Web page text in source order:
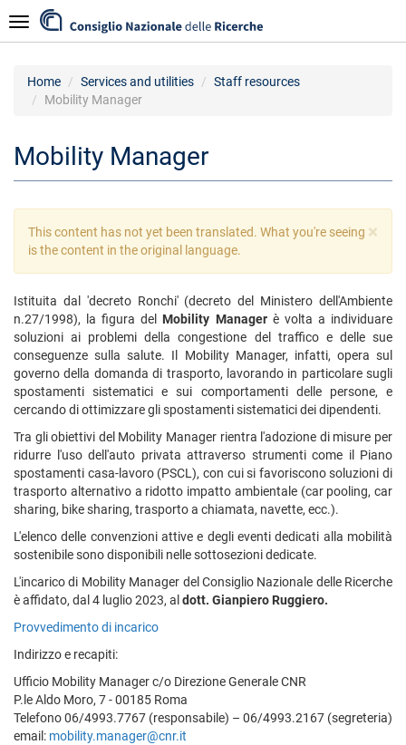
to
main
Navigazione
Home Services and utilities
Staff resources
Mobility Manager
Mobility Manager
×
Warning
message
This content has not yet been translated. What you're seeing
is the content in the original language.
Istituita dal 'decreto Ronchi' (decreto del Ministero dell'Ambiente
n.27/1998), la figura del Mobility Manager è volta a individuare
soluzioni ai problemi della congestione del traffico e delle sue
conseguenze sulla salute. Il Mobility Manager, infatti, opera sul
governo della domanda di trasporto, lavorando in particolare sugli
spostamenti sistematici e sui comportamenti delle persone, e
cercando di ottimizzare gli spostamenti sistematici dei dipendenti.
Tra gli obiettivi del Mobility Manager rientra l'adozione di misure per
ridurre l'uso dell'auto privata attraverso strumenti come il Piano
spostamenti casa-lavoro (PSCL), con cui si favoriscono soluzioni di
trasporto alternativo a ridotto impatto ambientale (car pooling, car
sharing, bike sharing, trasporto a chiamata, navette, ecc.).
L'elenco delle convenzioni attive e degli eventi dedicati alla mobilità
sostenibile sono disponibili nelle sottosezioni dedicate.
L'incarico di Mobility Manager del Consiglio Nazionale delle Ricerche
è affidato, dal 4 luglio 2023, al dott. Gianpiero Ruggiero.
Provvedimento di incarico
Indirizzo e recapiti:
Ufficio Mobility Manager c/o Direzione Generale CNR
P.le Aldo Moro, 7 - 00185 Roma
Telefono 06/4993.7767 (responsabile) – 06/4993.2167 (segreteria)
email: mobility.manager@cnr.it